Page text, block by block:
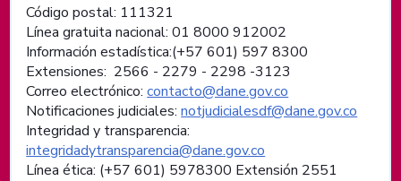
Código postal: 111321
Línea gratuita nacional: 01 8000 912002
Información estadística:(+57 601) 597 8300
Extensiones: 2566 - 2279 - 2298 -3123
Correo electrónico:contacto@dane.gov.co
Notificaciones judiciales:notjudicialesdf@dane.gov.co
Integridad y transparencia:
integridadytransparencia@dane.gov.co
Línea ética: (+57 601) 5978300 Extensión 2551